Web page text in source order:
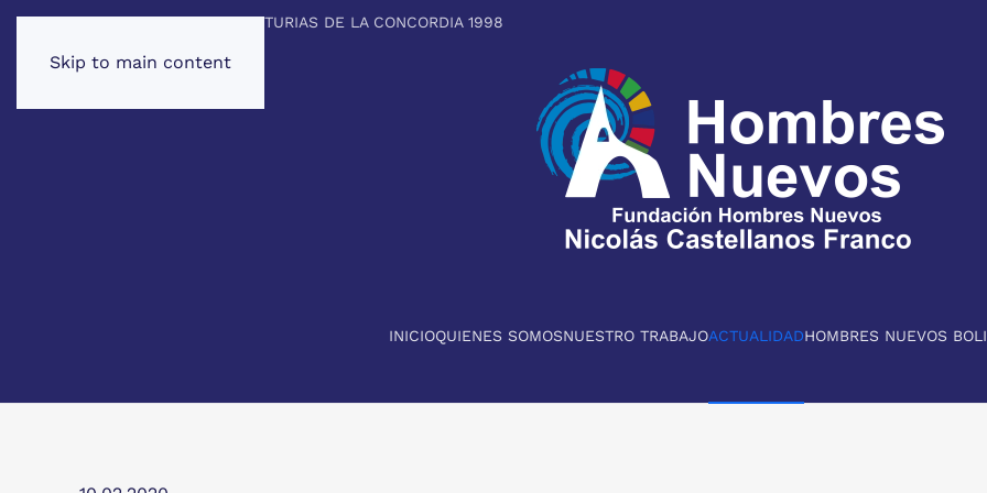
Skip to main content
PREMIO PRINCIPE DE ASTURIAS DE LA CONCORDIA 1998
INICIOQUIENES SOMOSNUESTRO TRABAJOACTUALIDADHOMBRES NUEVOS